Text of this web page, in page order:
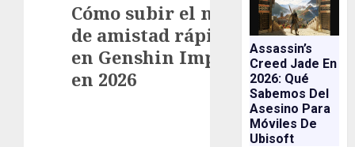
Cómo subir el nivel
de amistad rápido
en Genshin Impact
en 2026
Assassin’s
Creed Jade En
2026: Qué
Sabemos Del
Asesino Para
Móviles De
Ubisoft